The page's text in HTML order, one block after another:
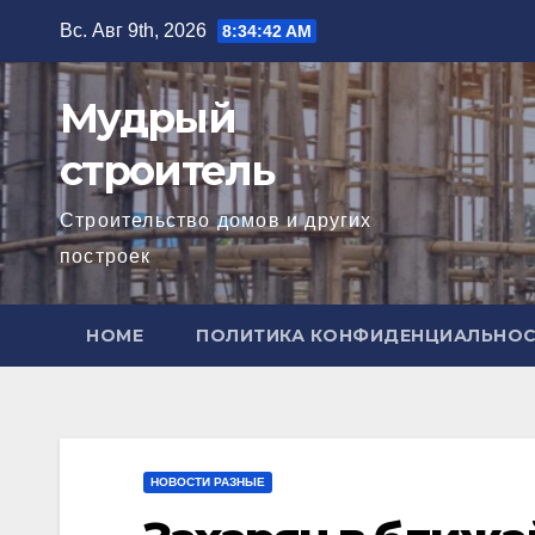
содержимому
Вс. Авг 9th, 2026 8:34:43 AM
Мудрый
строитель
Строительство домов и других
построек
HOME ПОЛИТИКА
НОВОСТИ РАЗНЫЕ